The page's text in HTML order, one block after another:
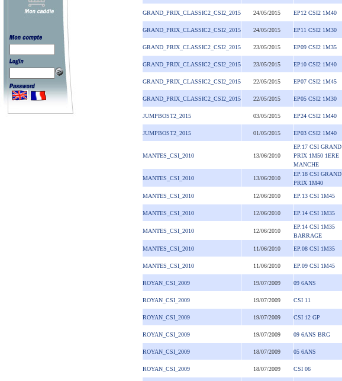
GRAND_PRIX_CLASSIC2_CSI2_2015 24/05/2015 EP12 CSI2 1M40
GRAND_PRIX_CLASSIC2_CSI2_2015 24/05/2015 EP11 CSI2 1M30
GRAND_PRIX_CLASSIC2_CSI2_2015 23/05/2015 EP09 CSI2 1M35
GRAND_PRIX_CLASSIC2_CSI2_2015 23/05/2015 EP10 CSI2 1M40
GRAND_PRIX_CLASSIC2_CSI2_2015 22/05/2015 EP07 CSI2 1M45
GRAND_PRIX_CLASSIC2_CSI2_2015 22/05/2015 EP05 CSI2 1M30
JUMPBOST2_2015 03/05/2015 EP24 CSI2 1M40
JUMPBOST2_2015 01/05/2015 EP03 CSI2 1M40
MANTES_CSI_2010 13/06/2010
EP.17 CSI GRAND
PRIX 1M50 1ERE
MANCHE
MANTES_CSI_2010 13/06/2010
EP.18 CSI GRAND
PRIX 1M40
MANTES_CSI_2010 12/06/2010 EP.13 CSI 1M45
MANTES_CSI_2010 12/06/2010 EP.14 CSI 1M35
MANTES_CSI_2010 12/06/2010
EP.14 CSI 1M35
BARRAGE
MANTES_CSI_2010 11/06/2010 EP.08 CSI 1M35
MANTES_CSI_2010 11/06/2010 EP.09 CSI 1M45
ROYAN_CSI_2009 19/07/2009 09 6ANS
ROYAN_CSI_2009 19/07/2009 CSI 11
ROYAN_CSI_2009 19/07/2009 CSI 12 GP
ROYAN_CSI_2009 19/07/2009 09 6ANS BRG
ROYAN_CSI_2009 18/07/2009 05 6ANS
ROYAN_CSI_2009 18/07/2009 CSI 06